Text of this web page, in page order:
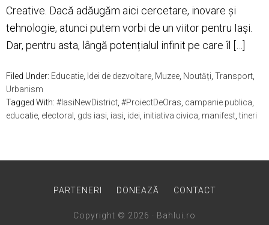
Creative. Dacă adăugăm aici cercetare, inovare și
tehnologie, atunci putem vorbi de un viitor pentru Iași.
Dar, pentru asta, lângă potențialul infinit pe care îl […]
Filed Under: Educatie Idei de dezvoltare Muzee Noutăți Transport
Urbanism
Tagged With: #IasiNewDistrict #ProiectDeOras campanie publica
educatie electoral gds iasi iasi idei initiativa civica manifest ,tineri
PARTENERI DONEAZĂ CONTACT
Copyright © 2026 · Bahlui.ro